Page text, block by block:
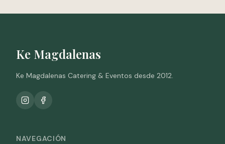
Ke Magdalenas
Ke Magdalenas Catering & Eventos desde 2012.
NAVEGACIÓN